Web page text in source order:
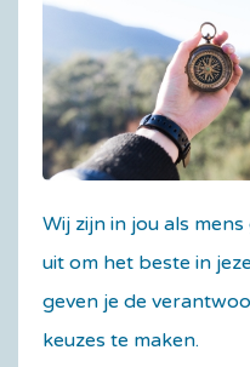
Wij zijn in jou als
uit om het beste in
geven je de
keuzes te maken.